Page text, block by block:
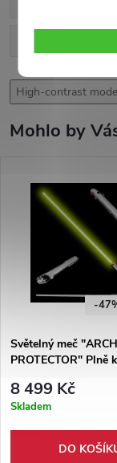
High-contrast mode
Mohlo by
-
Světelný meč
PROTECTOR" Plně
8 499 Kč
Skladem
DO